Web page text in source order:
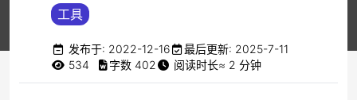
工具
发布于: 2022-12-16 最后更新: 2025-7-11
534
字数 402 阅读时长≈ 2 分钟